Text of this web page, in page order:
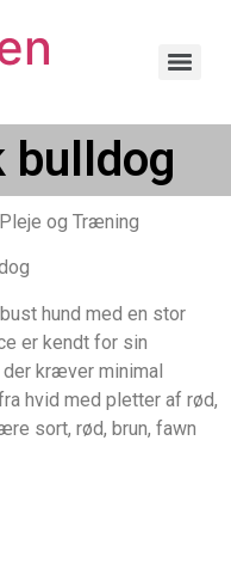
bulldog
og Træning
hund med en stor
er kendt for sin
kræver minimal
hvid med pletter af rød,
sort, rød, brun, fawn